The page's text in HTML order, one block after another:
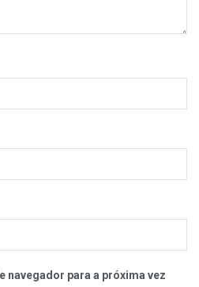
navegador para a próxima vez